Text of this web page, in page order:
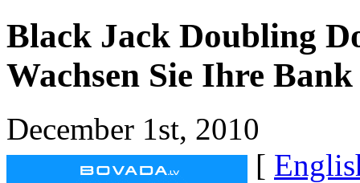
Black Jack Doubling
Wachsen Sie Ihre
December 1st, 2010
[